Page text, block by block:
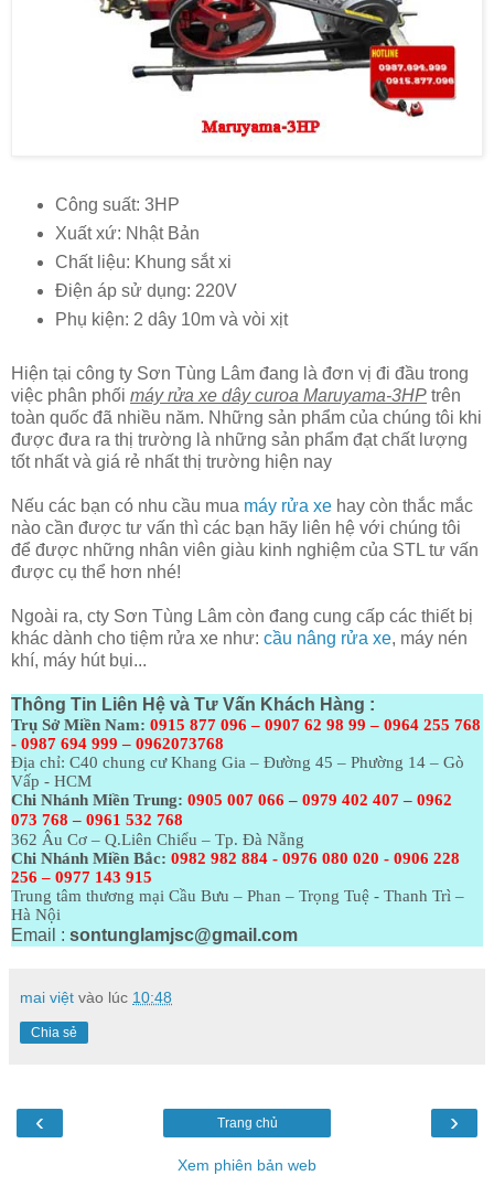
Công suất: 3HP
Xuất xứ: Nhật Bản
Chất liệu: Khung sắt xi
Điện áp sử dụng: 220V
Phụ kiện: 2 dây 10m và vòi xịt
Hiện tại công ty Sơn Tùng Lâm đang là đơn vị đi đầu trong
việc phân phối máy rửa xe dây curoa Maruyama-3HP trên
toàn quốc đã nhiều năm. Những sản phẩm của chúng tôi khi
được đưa ra thị trường là những sản phẩm đạt chất lượng
tốt nhất và giá rẻ nhất thị trường hiện nay
Nếu các bạn có nhu cầu mua máy rửa xe hay còn thắc mắc
nào cần được tư vấn thì các bạn hãy liên hệ với chúng tôi
để được những nhân viên giàu kinh nghiệm của STL tư vấn
được cụ thể hơn nhé!
Ngoài ra, cty Sơn Tùng Lâm còn đang cung cấp các thiết bị
khác dành cho tiệm rửa xe như: cầu nâng rửa xe, máy nén
khí, máy hút bụi...
Thông Tin Liên Hệ và Tư Vấn Khách Hàng :
Trụ Sở Miền Nam: 0915 877 096 – 0907 62 98 99 – 0964 255 768
- 0987 694 999 – 0962073768
Địa chỉ: C40 chung cư Khang Gia – Đường 45 – Phường 14 – Gò
Vấp - HCM
Chi Nhánh Miền Trung: 0905 007 066 – 0979 402 407 – 0962
073 768 – 0961 532 768
362 Âu Cơ – Q.Liên Chiểu – Tp. Đà Nẵng
Chi Nhánh Miền Bắc: 0982 982 884 - 0976 080 020 - 0906 228
256 – 0977 143 915
Trung tâm thương mại Cầu Bưu – Phan – Trọng Tuệ - Thanh Trì –
Hà Nội
Email : sontunglamjsc@gmail.com
mai việt vào lúc 10:48
Chia sẻ
‹ ›
Trang chủ
Xem phiên bản web